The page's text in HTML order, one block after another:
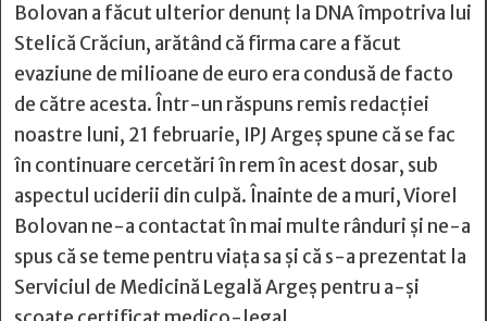
Bolovan a făcut ulterior denunț la DNA împotriva lui
Stelică Crăciun, arătând că firma care a făcut
evaziune de milioane de euro era condusă de facto
de către acesta. Într-un răspuns remis redacției
noastre luni, 21 februarie, IPJ Argeș spune că se fac
în continuare cercetări în rem în acest dosar, sub
aspectul uciderii din culpă. Înainte de a muri, Viorel
Bolovan ne-a contactat în mai multe rânduri și ne-a
spus că se teme pentru viața sa și că s-a prezentat la
Serviciul de Medicină Legală Argeș pentru a-și